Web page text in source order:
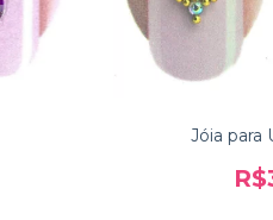
Jóia para